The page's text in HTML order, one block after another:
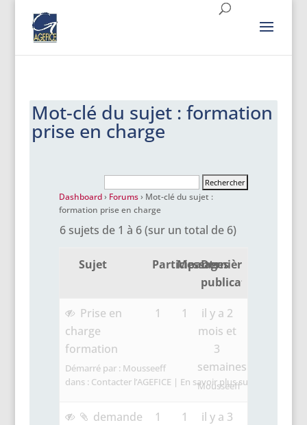
Mot-clé du sujet : formation
prise en charge
Dashboard› Forums› Mot-clé du sujet :
formation prise en charge
6 sujets de 1 à 6 (sur un total de 6)
Sujet Participants
Messages
Dernière
publication
Prise en
charge
formation
Démarré par : Mousseeff
dans : Contacter l’AGEFICE | En savoir plus sur les
1 1
il y a 2
mois et
3
semaines
Mousseeff
demande
1 1
il y a 3